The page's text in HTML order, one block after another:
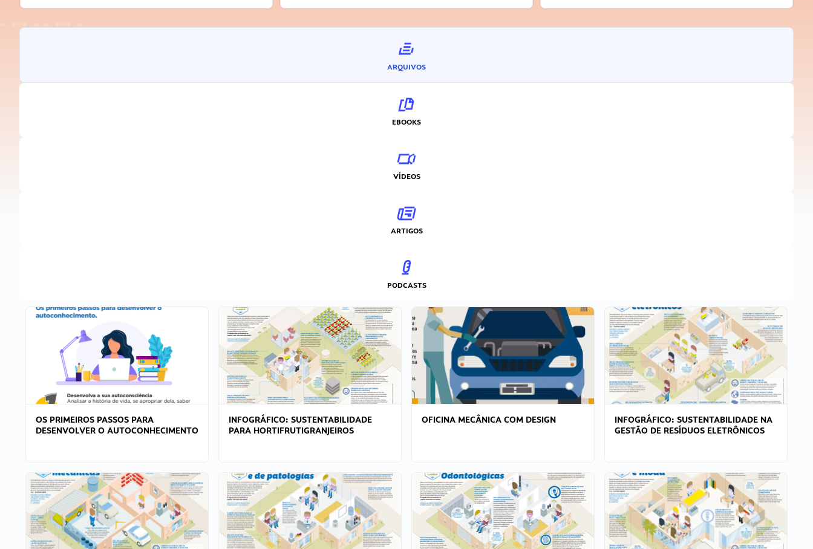
ARQUIVOS
EBOOKS
VÍDEOS
ARTIGOS
PODCASTS
OS PRIMEIROS PASSOS PARA
DESENVOLVER O AUTOCONHECIMENTO
INFOGRÁFICO: SUSTENTABILIDADE
PARA HORTIFRUTIGRANJEIROS
OFICINA MECÂNICA COM DESIGN
INFOGRÁFICO: SUSTENTABILIDADE NA
GESTÃO DE RESÍDUOS ELETRÔNICOS